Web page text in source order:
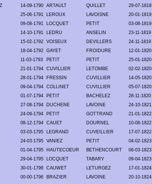
14-09-1790 ARTAULT QUILLET 29-07-1818
25-06-1791 LEROUX LAVOISNE 20-01-1819
09-08-1791 LOCQUET PETIT 03-08-1819
14-10-1791 LEDRU ANSELIN 23-11-1819
15-02-1792 VOISEUX DEVILLERS 24-11-1819
18-04-1792 GAYET FROIDURE 12-01-1820
11-03-1793 PETIT PETIT 25-01-1820
21-01-1794 CUVILLIER LETOMBE 02-02-1820
28-01-1794 FRESSIN CUVILLIER 14-05-1820
09-04-1794 COLLINET CUVILLIER 05-07-1820
01-07-1794 PETIT BACHELEZ 28-11-1820
27-08-1794 DUCHENE LAVOINE 24-10-1821
24-09-1794 PETIT GOTTRAND 21-01-1822
08-12-1794 CAUET DOURNEL 10-06-1822
03-03-1795 LEGRAND CUVEILLIER 17-07-1822
24-03-1795 VANIEZ PETIT 04-02-1823
01-04-1795 HAUTECOEUR BETHENCOURT 06-03-1823
29-04-1795 LOCQUET TABARY 09-04-1823
30-01-1796 CAUWET LETURGEZ 17-01-1824
00-00-1796 BRAZIER LAVOINE 20-10-1824